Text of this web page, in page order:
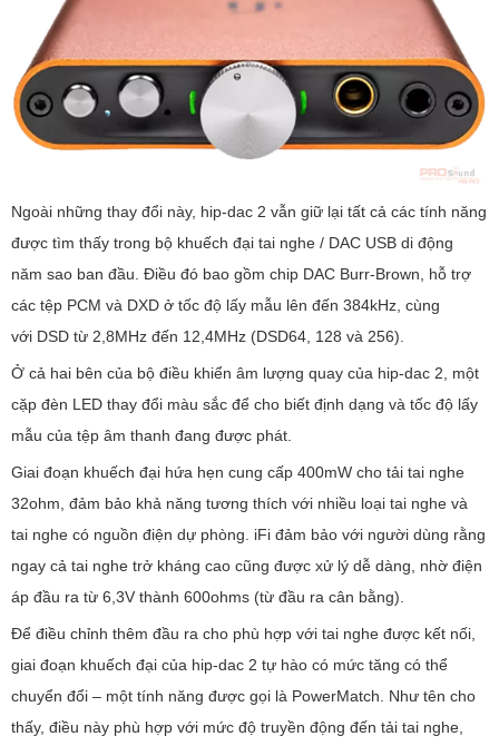
Ngoài những thay đổi này, hip-dac 2 vẫn giữ lại tất cả các tính năng
được tìm thấy trong bộ khuếch đại tai nghe / DAC USB di động
năm sao ban đầu. Điều đó bao gồm chip DAC Burr-Brown, hỗ trợ
các tệp PCM và DXD ở tốc độ lấy mẫu lên đến 384kHz, cùng
với DSD từ 2,8MHz đến 12,4MHz (DSD64, 128 và 256).
Ở cả hai bên của bộ điều khiển âm lượng quay của hip-dac 2, một
cặp đèn LED thay đổi màu sắc để cho biết định dạng và tốc độ lấy
mẫu của tệp âm thanh đang được phát.
Giai đoạn khuếch đại hứa hẹn cung cấp 400mW cho tải tai nghe
32ohm, đảm bảo khả năng tương thích với nhiều loại tai nghe và
tai nghe có nguồn điện dự phòng. iFi đảm bảo với người dùng rằng
ngay cả tai nghe trở kháng cao cũng được xử lý dễ dàng, nhờ điện
áp đầu ra từ 6,3V thành 600ohms (từ đầu ra cân bằng).
Để điều chỉnh thêm đầu ra cho phù hợp với tai nghe được kết nối,
giai đoạn khuếch đại của hip-dac 2 tự hào có mức tăng có thể
chuyển đổi – một tính năng được gọi là PowerMatch. Như tên cho
thấy, điều này phù hợp với mức độ truyền động đến tải tai nghe,